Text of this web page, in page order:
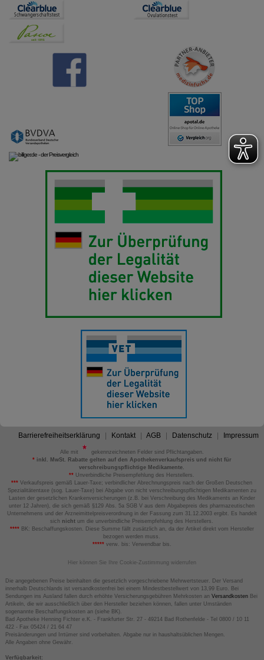
Barrierefreiheitserklärung Kontakt AGB Datenschutz Impressum
Alle mit
gekennzeichneten Felder sind Pflichtangaben.
*inkl. MwSt. Rabatte gelten auf den Apothekenverkaufspreis und nicht für
verschreibungspflichtige Medikamente.
** Unverbindliche Preisempfehlung des Herstellers.
*** Verkaufspreis gemäß Lauer-Taxe; verbindlicher Abrechnungspreis nach der Großen Deutschen
Spezialitätentaxe (sog. Lauer-Taxe) bei Abgabe von nicht verschreibungspflichtigen Medikamenten zu
Lasten der gesetzlichen Krankenversicherungen (z.B. bei Verschreibung des Medikaments an Kinder
unter 12 Jahren), die sich gemäß §129 Abs. 5a SGB V aus dem Abgabepreis des pharmazeutischen
Unternehmens und der Arzneimittelpreisverordnung in der Fassung zum 31.12.2003 ergibt. Es handelt
sich nicht um die unverbindliche Preisempfehlung des Herstellers.
****BK: Beschaffungskosten. Diese Summe fällt zusätzlich an, da der Artikel direkt vom Hersteller
bezogen werden muss.
*****verw. bis: Verwendbar bis.
Hier können Sie Ihre Cookie-Zustimmung widerrufen
Die angegebenen Preise beinhalten die gesetzlich vorgeschriebene Mehrwertsteuer. Der Versand
innerhalb Deutschlands ist versandkostenfrei bei einem Mindestbestellwert von 13,99 Euro. Bei
Sendungen ins Ausland fallen durch erhöhte Versicherungsgebühren Mehrkosten an VersandkostenBei
Artikeln, die wir ausschließlich über den Hersteller beziehen können, fallen unter Umständen
sogenannte Beschaffungskosten an (siehe BK).
Bad Apotheke Henning Fichter e.K. - Frankfurter Str. 27 - 49214 Bad Rothenfelde - Tel 0800 / 10 11
422 - Fax 05424 / 21 64 47
Preisänderungen und Irrtümer sind vorbehalten. Abgabe nur in haushaltsüblichen Mengen.
Alle Angaben ohne Gewähr.
Verfügbarkeit: